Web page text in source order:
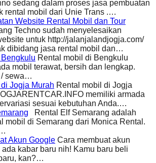
sedang dalam proses jasa pembuatan
rental mobil dari Unie Trans .…
Website Rental Mobil dan Tour
Techno sudah menyelesaikan
untuk http://jalanjalandjogja.com/
dibidang jasa rental mobil dan…
Rental mobil di Bengkulu
mobil terawat, bersih dan lengkap.
/ sewa…
Jogja Murah Rental mobil di Jogja
memiliki armada
sesuai kebutuhan Anda.…
Rental Elf Semarang adalah
mobil di Semarang dari Monica Rental.
Akun Google Cara membuat akun
kabar baru nih! Kamu baru beli
kan?…